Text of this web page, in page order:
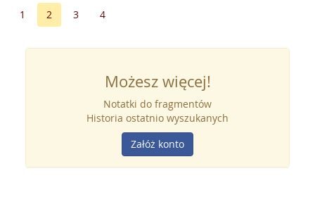
1 2 3 4
Możesz więcej!
Notatki do fragmentów
Historia ostatnio wyszukanych
Załóż konto